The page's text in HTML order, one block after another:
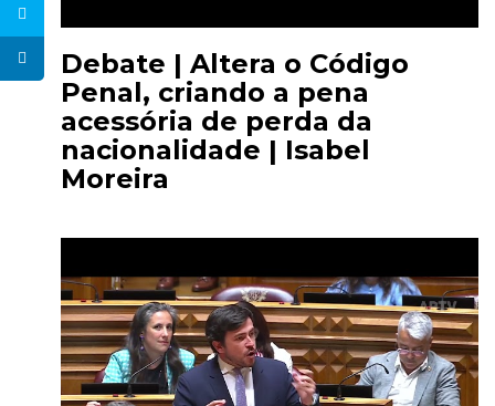
Debate | Altera o Código
Penal, criando a pena
acessória de perda da
nacionalidade | Isabel
Moreira